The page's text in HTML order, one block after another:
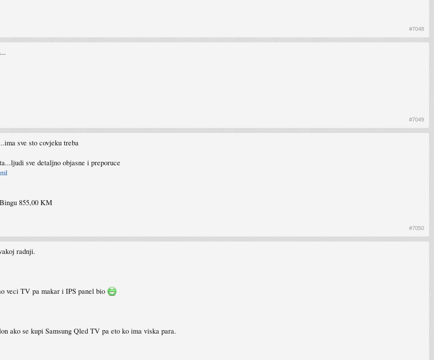
#7048
#7049
sve sto covjeku treba
sve detaljno objasne i preporuce
855,00 KM
#7050
radnji.
veci TV pa makar i IPS panel bio
ako se kupi Samsung Qled TV pa eto ko ima viska para.